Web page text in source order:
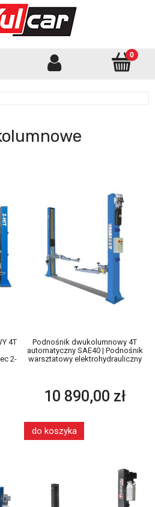
4T
2-
Podnośnik dwukolumnowy 4T
automatyczny SAE40 | Podnośnik
warsztatowy elektrohydrauliczny
10 890,00 zł
do koszyka